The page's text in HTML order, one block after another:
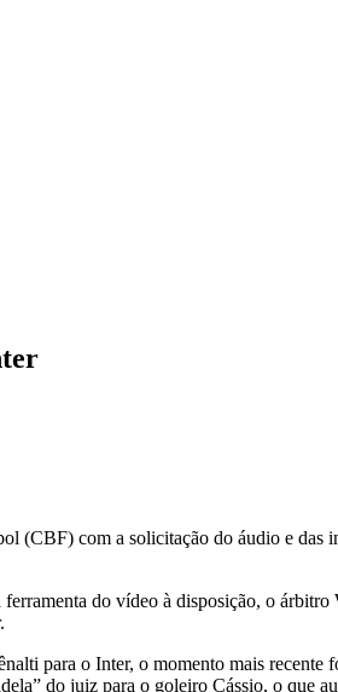
(CBF) com a solicitação do áudio e das
do vídeo à disposição, o
para o Inter, o momento mais
do juiz para o goleiro Cássio, o que